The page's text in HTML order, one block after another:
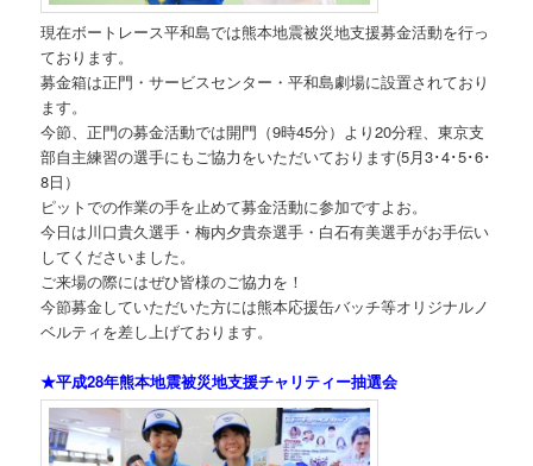
現在ボートレース平和島では熊本地震被災地支援募金活動を行っ
ております。
募金箱は正門・サービスセンター・平和島劇場に設置されており
ます。
今節、正門の募金活動では開門（9時45分）より20分程、東京支
部自主練習の選手にもご協力をいただいております(5月3･4･5･6･
8日）
ピットでの作業の手を止めて募金活動に参加ですよお。
今日は川口貴久選手・梅内夕貴奈選手・白石有美選手がお手伝い
してくださいました。
ご来場の際にはぜひ皆様のご協力を！
今節募金していただいた方には熊本応援缶バッチ等オリジナルノ
ベルティを差し上げております。
★平成28年熊本地震被災地支援チャリティー抽選会